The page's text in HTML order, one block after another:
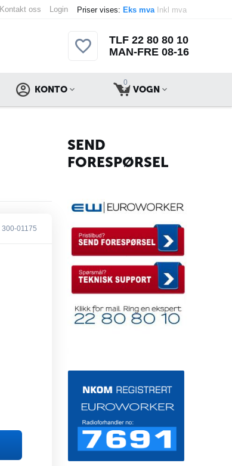
Priser vises: Eks mva Inkl mva
Kontakt oss Login
TLF 22 80 80 10
MAN-FRE 08-16
0
VOGN
KONTO
300-01175
SEND
FORESPØRSEL